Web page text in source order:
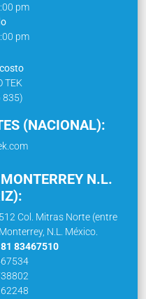
pm
pm
TEK
835)
(NACIONAL):
N.L.
Col. Mitras Norte (entre
N.L. México.
83467510